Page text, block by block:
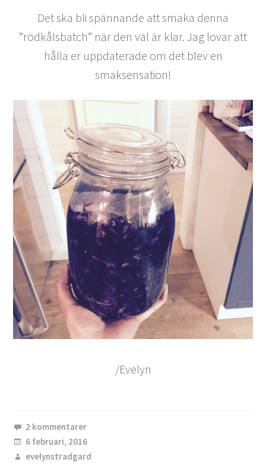
Det ska bli spännande att smaka denna
”rödkålsbatch” när den väl är klar. Jag lovar att
hålla er uppdaterade om det blev en
smaksensation!
/Evelyn
2 kommentarer
6 februari, 2016
evelynstradgard